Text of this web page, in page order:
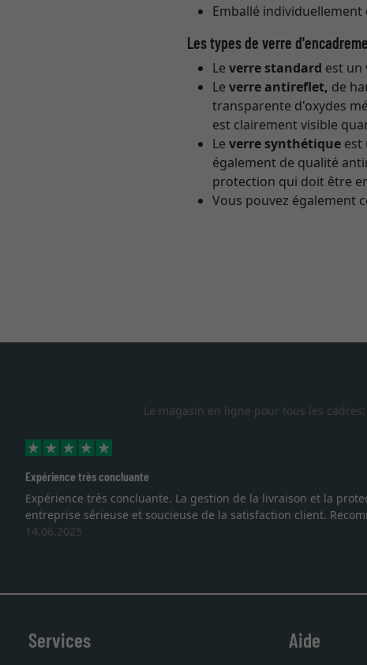
Emballé
Les types de verre
Leverre standard est un
Leverre antireflet, de
transparente d'oxydes
est clairement visible
Leverre synthétique est
également de qualité
protection qui doit être
Vous pouvez également
Le magasin en ligne pour tous les
Expérience très concluante
Expérience très concluante. La gestion de la livraison et la
entreprise sérieuse et soucieuse de la satisfaction client.
14.06.2025
Services Aide